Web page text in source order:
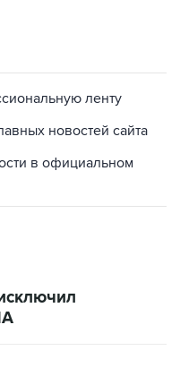
ленту
новостей сайта
в официальном